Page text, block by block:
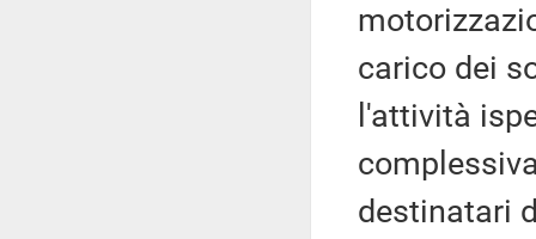
carico dei
l'attività
destinatari